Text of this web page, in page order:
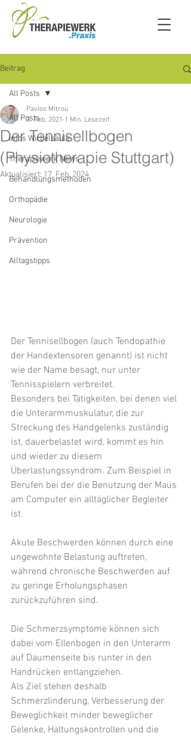
Beitrag
All Posts
Infos Wirbelsäule
Therapiewerk News
Behandlungsmethoden
Orthopädie
Neurologie
Prävention
Alltagstipps
All Posts
Der Tennisellbogen
(Physiotherapie Stuttgart)
Pavlos Mitrou
3. Feb. 2021 1 Min. Lesezeit
Aktualisiert: 17. Feb. 2024
Der Tennisellbogen (auch Tendopathie
der Handextensoren genannt) ist nicht
wie der Name besagt, nur unter
Tennisspielern verbreitet.
Besonders bei Tätigkeiten, bei denen viel
die Unterarmmuskulatur, die zur
Streckung des Handgelenks zuständig
ist, dauerbelastet wird, kommt es hin
und wieder zu diesem
Überlastungssyndrom. Zum Beispiel in
Berufen bei der die Benutzung der Maus
am Computer ein alltäglicher Begleiter
ist.
Akute Beschwerden können durch eine
ungewohnte Belastung auftreten,
während chronische Beschwerden auf
zu geringe Erholungsphasen
zurückzuführen sind.
Die Schmerzsymptome können sich
dabei vom Ellenbogen in den Unterarm
auf Daumenseite bis runter in den
Handrücken entlangziehen.
Als Ziel stehen deshalb
Schmerzlinderung, Verbesserung der
Beweglichkeit minder beweglicher
Gelenke, Haltungskontrollen und die